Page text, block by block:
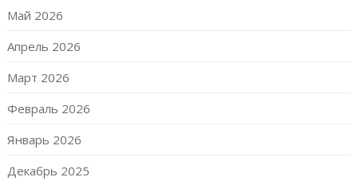
Май 2026
Апрель 2026
Март 2026
Февраль 2026
Январь 2026
Декабрь 2025